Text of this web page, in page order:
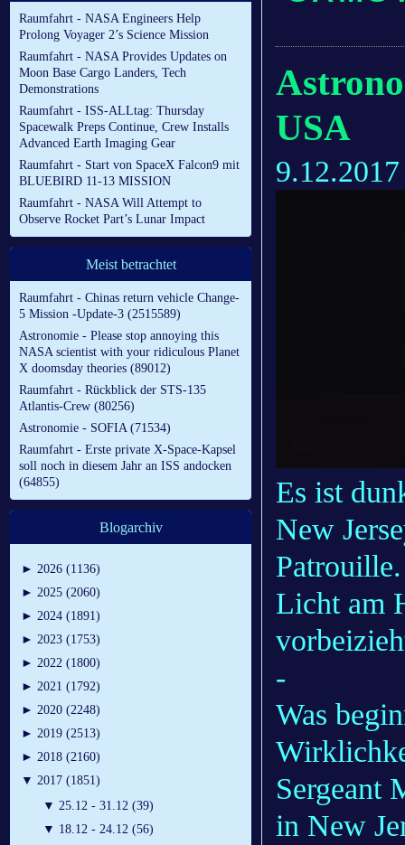
Raumfahrt - NASA Engineers Help
Prolong Voyager 2’s Science Mission
Raumfahrt - NASA Provides Updates on
Moon Base Cargo Landers, Tech
Demonstrations
Raumfahrt - ISS-ALLtag: Thursday
Spacewalk Preps Continue, Crew Installs
Advanced Earth Imaging Gear
Raumfahrt - Start von SpaceX Falcon9 mit
BLUEBIRD 11-13 MISSION
Raumfahrt - NASA Will Attempt to
Observe Rocket Part’s Lunar Impact
Meist betrachtet
Raumfahrt - Chinas return vehicle Change-
5 Mission -Update-3 (2515589)
Astronomie - Please stop annoying this
NASA scientist with your ridiculous Planet
X doomsday theories (89012)
Raumfahrt - Rückblick der STS-135
Atlantis-Crew (80256)
Astronomie - SOFIA (71534)
Raumfahrt - Erste private X-Space-Kapsel
soll noch in diesem Jahr an ISS andocken
(64855)
Blogarchiv
► 2026 (1136)
► 2025 (2060)
► 2024 (1891)
► 2023 (1753)
► 2022 (1800)
► 2021 (1792)
► 2020 (2248)
► 2019 (2513)
► 2018 (2160)
▼ 2017 (1851)
▼ 25.12 - 31.12 (39)
▼ 18.12 - 24.12 (56)
USA
9.12.2017
Es ist
New
Licht am
-
Was
Sergeant
in New